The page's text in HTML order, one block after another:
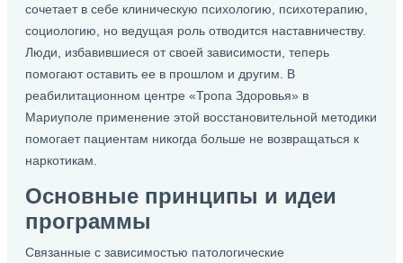
сочетает в себе клиническую психологию, психотерапию,
социологию, но ведущая роль отводится наставничеству.
Люди, избавившиеся от своей зависимости, теперь
помогают оставить ее в прошлом и другим. В
реабилитационном центре «Тропа Здоровья» в
Мариуполе применение этой восстановительной методики
помогает пациентам никогда больше не возвращаться к
наркотикам.
Основные принципы и идеи
программы
Связанные с зависимостью патологические